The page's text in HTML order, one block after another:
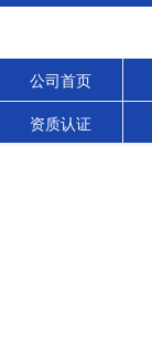
公司首页
资质认证